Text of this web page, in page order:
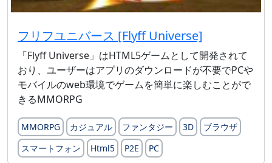
フリフユニバース [Flyff Universe]
「Flyff Universe」はHTML5ゲームとして開発されて
おり、ユーザーはアプリのダウンロードが不要でPCや
モバイルのweb環境でゲームを簡単に楽しむことがで
きるMMORPG
MMORPG カジュアル ファンタジー 3D
ブラウザ
スマートフォン
Html5 P2E PC